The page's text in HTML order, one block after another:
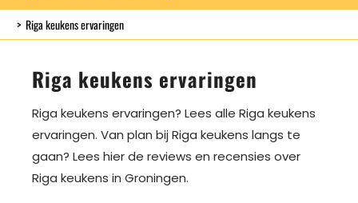
> Riga keukens ervaringen
Riga keukens ervaringen
Riga keukens ervaringen? Lees alle Riga keukens
ervaringen. Van plan bij Riga keukens langs te
gaan? Lees hier de reviews en recensies over
Riga keukens in Groningen.